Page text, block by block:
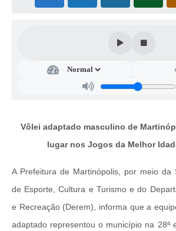
Publicações do Departamento de Educação
Fundo Municipal dos Direitos da Criança e do
Cadastro de Fornecedores
Blog do Cemitério
Vôlei adaptado masculino de
lugar nos Jogos da Melhor
A Prefeitura de Martinópolis, por meio da
de Esporte, Cultura e Turismo e do
e Recreação (Derem), informa que a
adaptado representou o município na 28ª